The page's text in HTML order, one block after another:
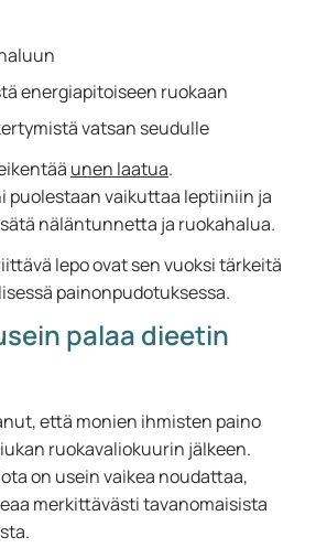
energiapitoiseen ruokaan
vatsan seudulle
unen laatua.
puolestaan vaikuttaa leptiiniin ja
näläntunnetta ja ruokahalua.
lepo ovat sen vuoksi tärkeitä
painonpudotuksessa.
palaa dieetin
että monien ihmisten paino
ruokavaliokuurin jälkeen.
on usein vaikea noudattaa,
merkittävästi tavanomaisista